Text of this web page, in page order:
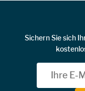
Sichern Sie sich